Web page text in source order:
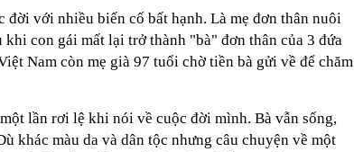
cao hơn vàng miếng
lạ" tựa mình vào dãy núi đá vôi ở Phong Nha:
nội thất bằng gỗ tái chế, du khách như bước vào
sau đây
công năng cho ngân sách hạn chế
đời với nhiều biến cố bất hạnh. Là mẹ đơn thân nuôi
khi con gái mất lại trở thành "bà" đơn thân của 3 đứa
Nam còn mẹ già 97 tuổi chờ tiền bà gửi về để chăm
lần rơi lệ khi nói về cuộc đời mình. Bà vẫn sống,
khác màu da và dân tộc nhưng câu chuyện về một